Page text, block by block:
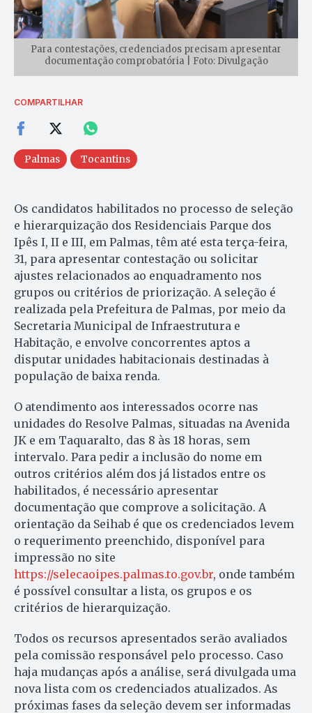
Para contestações, credenciados precisam apresentar
documentação comprobatória | Foto: Divulgação
COMPARTILHAR
Palmas Tocantins
Os candidatos habilitados no processo de seleção
e hierarquização dos Residenciais Parque dos
Ipês I, II e III, em Palmas, têm até esta terça-feira,
31, para apresentar contestação ou solicitar
ajustes relacionados ao enquadramento nos
grupos ou critérios de priorização. A seleção é
realizada pela Prefeitura de Palmas, por meio da
Secretaria Municipal de Infraestrutura e
Habitação, e envolve concorrentes aptos a
disputar unidades habitacionais destinadas à
população de baixa renda.
O atendimento aos interessados ocorre nas
unidades do Resolve Palmas, situadas na Avenida
JK e em Taquaralto, das 8 às 18 horas, sem
intervalo. Para pedir a inclusão do nome em
outros critérios além dos já listados entre os
habilitados, é necessário apresentar
documentação que comprove a solicitação. A
orientação da Seihab é que os credenciados levem
o requerimento preenchido, disponível para
impressão no site
https://selecaoipes.palmas.to.gov.br, onde também
é possível consultar a lista, os grupos e os
critérios de hierarquização.
Todos os recursos apresentados serão avaliados
pela comissão responsável pelo processo. Caso
haja mudanças após a análise, será divulgada uma
nova lista com os credenciados atualizados. As
próximas fases da seleção devem ser informadas